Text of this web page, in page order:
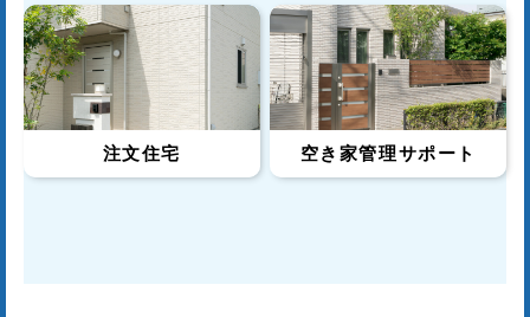
注文住宅 空き家管理サポート